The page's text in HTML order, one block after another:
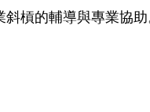
槓的輔導與專業協助